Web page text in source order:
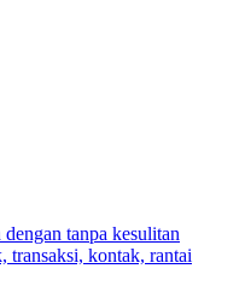
tanpa kesulitan
transaksi, kontak, rantai